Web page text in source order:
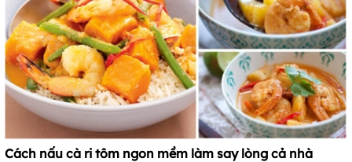
Cách nấu cà ri tôm ngon mềm làm say lòng cả nhà